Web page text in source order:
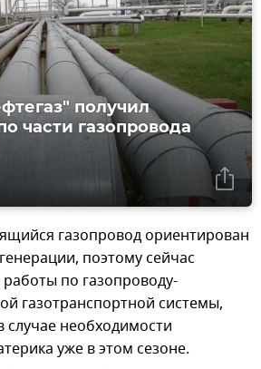
получил
части газопровода
газопровод ориентирован
поэтому сейчас
по газопроводу-
газотранспортной системы,
случае необходимости
уже в этом сезоне.